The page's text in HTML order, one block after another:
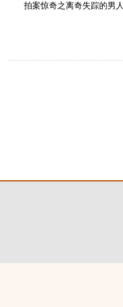
拍案惊奇之离奇失踪的男人